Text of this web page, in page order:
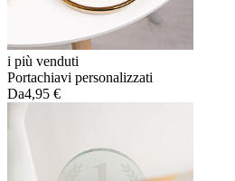
i più venduti
Portachiavi personalizzati
Da4,95 €